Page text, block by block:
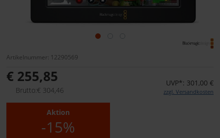
Artikelnummer: 12290569
€ 255,85
Brutto:€ 304,46
UVP*: 301,00 €
zzgl. Versandkosten
Aktion
-15%